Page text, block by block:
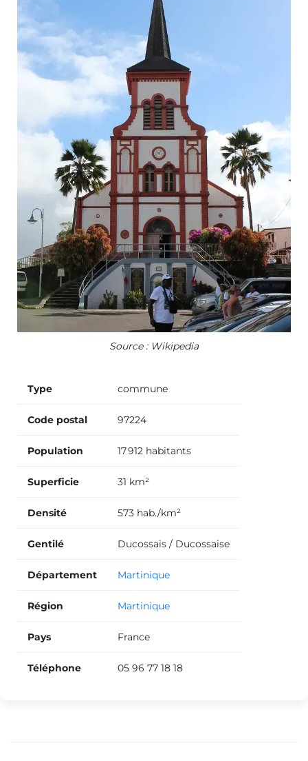
Source : Wikipedia
Type commune
Code postal 97224
Population 17 912 habitants
Superficie 31 km²
Densité 573 hab./km²
Gentilé Ducossais / Ducossaise
Département Martinique
Région Martinique
Pays France
Téléphone 05 96 77 18 18